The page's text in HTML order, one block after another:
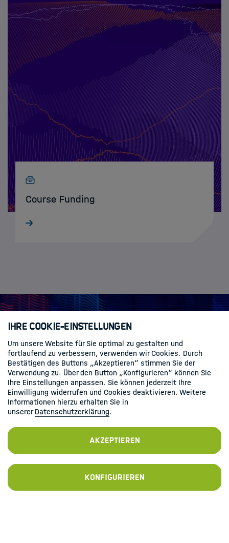
Course Funding
HIDA unterstützt Sie bei der Durchführung von
Newsletter bestellen
Zur Anmeldung
Datenschutz
Folgen Sie uns
Ihre Cookie-Einstellungen
Um unsere Website für Sie optimal zu gestalten und
fortlaufend zu verbessern, verwenden wir Cookies. Durch
Bestätigen des Buttons „Akzeptieren“ stimmen Sie der
Verwendung zu. Über den Button „Konfigurieren“ können Sie
Ihre Einstellungen anpassen. Sie können jederzeit Ihre
Einwilligung widerrufen und Cookies deaktivieren. Weitere
Informationen hierzu erhalten Sie in
unsererDatenschutzerklärung.
Akzeptieren
Konfigurieren